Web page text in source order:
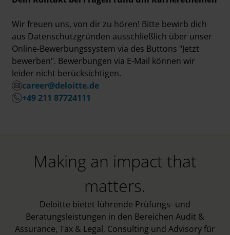
Wir freuen uns, von dir zu hören! Bitte bewirb dich
aus Datenschutzgründen ausschließlich über unser
Online-Bewerbungssystem via des Buttons "Jetzt
bewerben". Bewerbungen via E-Mail können wir
leider nicht berücksichtigen.
career@deloitte.de
+49 211 87724111
Making an impact that
matters.
Deloitte bietet führende Prüfungs- und
Beratungsleistungen in den Bereichen Audit &
Assurance, Tax & Legal, Consulting und Advisory für